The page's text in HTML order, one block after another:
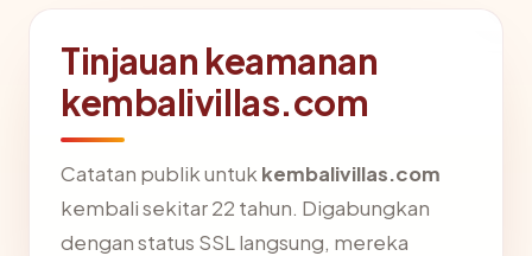
Tinjauan keamanan
kembalivillas.com
Catatan publik untuk kembalivillas.com
kembali sekitar 22 tahun. Digabungkan
dengan status SSL langsung, mereka